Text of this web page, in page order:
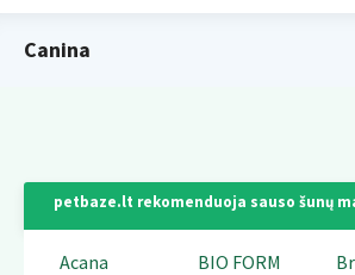
Canina
petbaze.lt rekomenduoja sauso šunų
Acana BIO FORM